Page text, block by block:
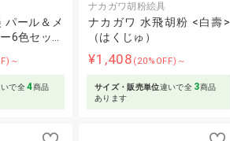
ール＆メ
6色セッ…
～
いで全4商品
ナカガワ胡粉絵具
ナカガワ 水飛胡粉 <白壽>
（はくじゅ）
¥1,408 (20%OFF)～
サイズ・販売単位違いで全 3商品
あります